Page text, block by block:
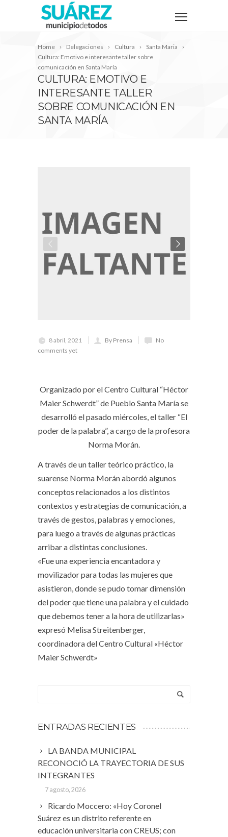
Home Delegaciones Cultura
Santa Maria
Cultura: Emotivo e interesante taller sobre
comunicación en Santa María
CULTURA: EMOTIVO E
INTERESANTE TALLER
SOBRE COMUNICACIÓN EN
SANTA MARÍA
8 abril, 2021 By Prensa
No
comments yet
Organizado por el Centro Cultural “Héctor
Maier Schwerdt” de Pueblo Santa María se
desarrolló el pasado miércoles, el taller “El
poder de la palabra”, a cargo de la profesora
Norma Morán.
A través de un taller teórico práctico, la
suarense Norma Morán abordó algunos
conceptos relacionados a los distintos
contextos y estrategias de comunicación, a
través de gestos, palabras y emociones,
para luego a través de algunas prácticas
arribar a distintas conclusiones.
«Fue una experiencia encantadora y
movilizador para todas las mujeres que
asistieron, donde se pudo tomar dimensión
del poder que tiene una palabra y el cuidado
que debemos tener a la hora de utilizarlas»
expresó Melisa Streitenberger,
coordinadora del Centro Cultural «Héctor
Maier Schwerdt»
ENTRADAS RECIENTES
LA BANDA MUNICIPAL
RECONOCIÓ LA TRAYECTORIA DE SUS
INTEGRANTES
7 agosto, 2026
Ricardo Moccero: «Hoy Coronel
Suárez es un distrito referente en
educación universitaria con CREUS; con